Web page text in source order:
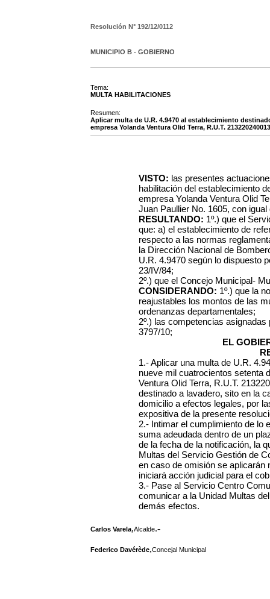
Resolución N° 192/12/0112
MUNICIPIO B - GOBIERNO
Tema:
MULTA HABILITACIONES
Resumen:
Aplicar multa de U.R. 4.9470 al establecimiento
empresa Yolanda Ventura Olid Terra, R.U.T. 213220240013
VISTO: las presentes
habilitación del establecimiento
empresa Yolanda Ventura Olid
Juan Paullier No. 1605, con
RESULTANDO: 1º.) que el
que: a) el establecimiento de
respecto a las normas
la Dirección Nacional de
U.R. 4.9470 según lo dispuesto
23/IV/84;
2º.) que el Concejo Municipal-
CONSIDERANDO: 1º.) que la
reajustables los montos de las
ordenanzas departamentales;
2º.) las competencias
3797/10;
EL
1.- Aplicar una multa de U.R.
nueve mil cuatrocientos setenta
Ventura Olid Terra, R.U.T.
destinado a lavadero, sito en la
domicilio a efectos legales, por
expositiva de la presente
2.- Intimar el cumplimiento de lo
suma adeudada dentro de un
de la fecha de la notificación, la
Multas del Servicio Gestión de
en caso de omisión se
iniciará acción judicial para el
3.- Pase al Servicio Centro
comunicar a la Unidad Multas
demás efectos.
Carlos Varela,Alcalde.-
Federico Davérède,Concejal Municipal